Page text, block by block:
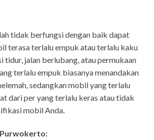
tidak berfungsi dengan baik dapat
terasa terlalu empuk atau terlalu kaku
tidur, jalan berlubang, atau permukaan
terlalu empuk biasanya menandakan
sedangkan mobil yang terlalu
dari per yang terlalu keras atau tidak
mobil Anda.